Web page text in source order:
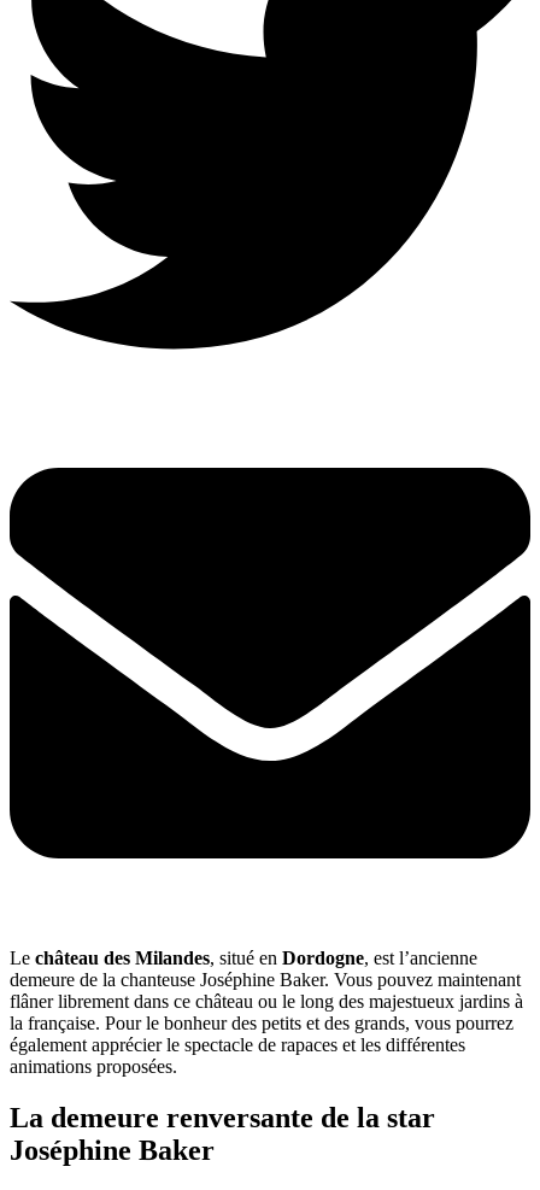
Le château des Milandes, situé en Dordogne, est l’ancienne
demeure de la chanteuse Joséphine Baker. Vous pouvez maintenant
flâner librement dans ce château ou le long des majestueux jardins à
la française. Pour le bonheur des petits et des grands, vous pourrez
également apprécier le spectacle de rapaces et les différentes
animations proposées.
La demeure renversante de la star
Joséphine Baker